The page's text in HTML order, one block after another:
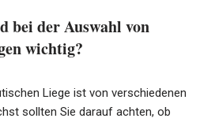
bei der Auswahl von
wichtig?
Liege ist von verschiedenen
sollten Sie darauf achten, ob